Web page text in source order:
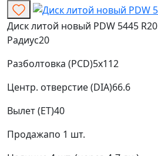
Диск литой новый PDW 5445 R20
Радиус20
Разболтовка (PCD)5x112
Центр. отверстие (DIA)66.6
Вылет (ET)40
Продажапо 1 шт.